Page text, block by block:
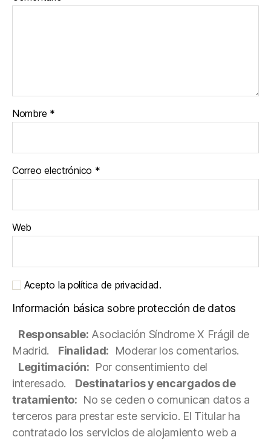
Nombre *
Correo electrónico *
Web
Acepto la política de privacidad.
Información básica sobre protección de datos
Responsable: Asociación Síndrome X Frágil de
Madrid.
Finalidad: Moderar los comentarios.
Legitimación: Por consentimiento del
interesado.
Destinatarios y encargados de
tratamiento: No se ceden o comunican datos a
terceros para prestar este servicio. El Titular ha
contratado los servicios de alojamiento web a